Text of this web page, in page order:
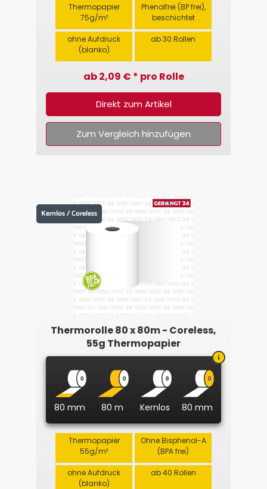
Thermopapier
75g/m²
Phenolfrei (BP frei),
beschichtet
ohne Aufdruck
(blanko)
ab 30 Rollen
ab 2,09 € * pro Rolle
Direkt zum Artikel
Zum Vergleich hinzufügen
Kernlos / Coreless
Thermorolle 80 x 80m - Coreless,
55g Thermopapier
80 mm 80 m Kernlos 80 mm
Thermopapier
55g/m²
Ohne Bisphenol-A
(BPA frei)
ohne Aufdruck
(blanko)
ab 40 Rollen